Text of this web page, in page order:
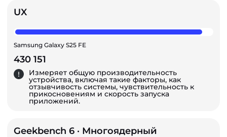
UX
Samsung Galaxy S25 FE
430 151
Измеряет общую производительность
устройства, включая такие факторы, как
отзывчивость системы, чувствительность к
прикосновениям и скорость запуска
приложений.
Geekbench 6 · Многоядерный